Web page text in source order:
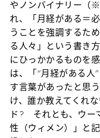
やノンバイナリー（
れ、
「月経がある＝
うことを強調するた
る人々」という書き
にひっかかるものを
は、「“月経がある
す言葉があったと思
け、誰か教えてくれ
ド? それとも、ウー
性（ウィメン）」と